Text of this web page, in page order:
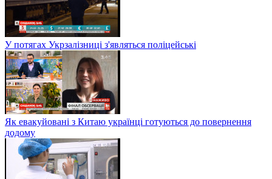
У потягах Укрзалізниці з'являться поліцейські
Як евакуйовані з Китаю українці готуються до повернення
додому